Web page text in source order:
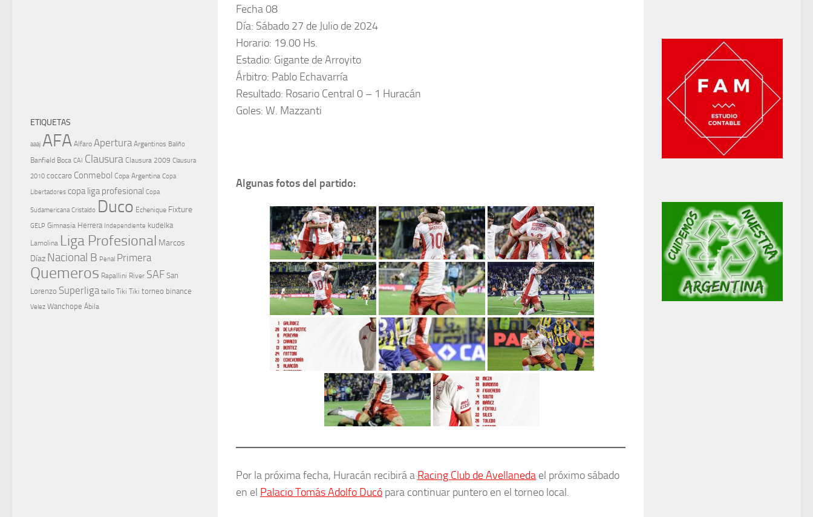
Fecha 08
Día: Sábado 27 de Julio de 2024
Horario: 19.00 Hs.
Estadio: Gigante de Arroyito
Árbitro: Pablo Echavarría
Resultado: Rosario Central 0 – 1 Huracán
Goles: W. Mazzanti
Algunas fotos del partido:
Por la próxima fecha, Huracán recibirá a Racing Club de Avellaneda el próximo sábado
en el Palacio Tomás Adolfo Ducó para continuar puntero en el torneo local.
ETIQUETAS
aaaj AFA Alfaro Apertura Argentinos Baliño
Banfield Boca CAI Clausura Clausura 2009 Clausura
2010 coccaro Conmebol Copa Argentina Copa
Libertadores copa liga profesional Copa
Sudamericana Cristaldo Duco Echenique Fixture
GELP Gimnasia Herrera Independiente kudelka
Lamolina Liga Profesional Marcos
Díaz Nacional B Penal Primera
Quemeros Rapallini River SAF San
Lorenzo Superliga tello Tiki Tiki torneo binance
Velez Wanchope Ábila